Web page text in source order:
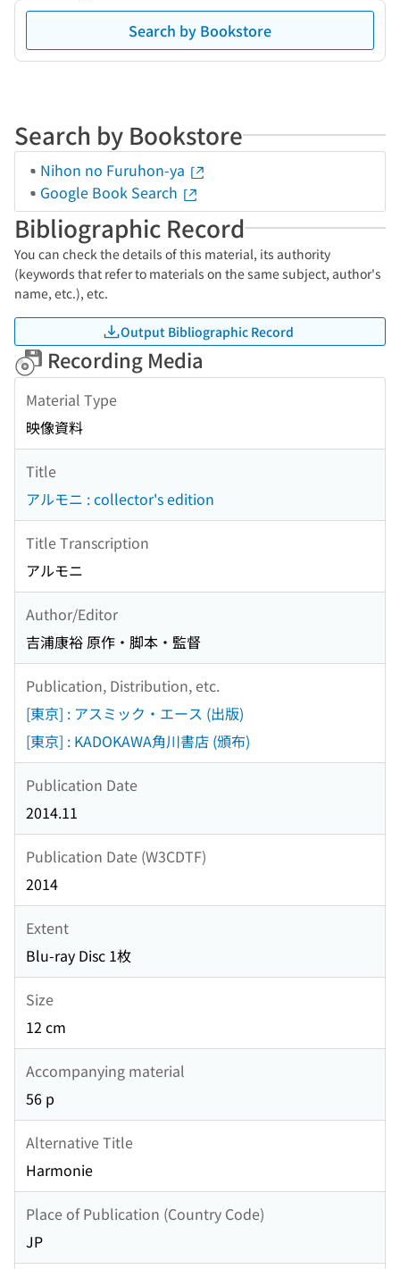
Search by Bookstore
Search by Bookstore
Nihon no Furuhon-ya
Google Book Search
Bibliographic Record
You can check the details of this material, its authority
(keywords that refer to materials on the same subject, author's
name, etc.), etc.
Output Bibliographic Record
Recording Media
Material Type
映像資料
Title
アルモニ : collector's edition
Title Transcription
アルモニ
Author/Editor
吉浦康裕 原作・脚本・監督
Publication, Distribution, etc.
[東京] : アスミック・エース (出版)
[東京] : KADOKAWA角川書店 (頒布)
Publication Date
2014.11
Publication Date (W3CDTF)
2014
Extent
Blu-ray Disc 1枚
Size
12 cm
Accompanying material
56 p
Alternative Title
Harmonie
Place of Publication (Country Code)
JP